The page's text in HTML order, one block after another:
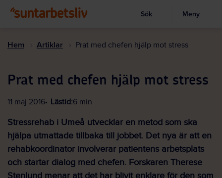
till
Visa sökruta
Sök Meny
Hem Artiklar Prat med chefen hjälp mot stress
Prat med chefen hjälp mot stress
11 maj 2016 Lästid:6 min
Stressrehab i Umeå utvecklar en metod som ska
hjälpa utmattade tillbaka till jobbet. Det nya är att en
rehabkoordinator involverar patientens arbetsplats
och startar dialog med chefen. Forskaren Therese
Stenlund menar att det har blivit enklare för den som